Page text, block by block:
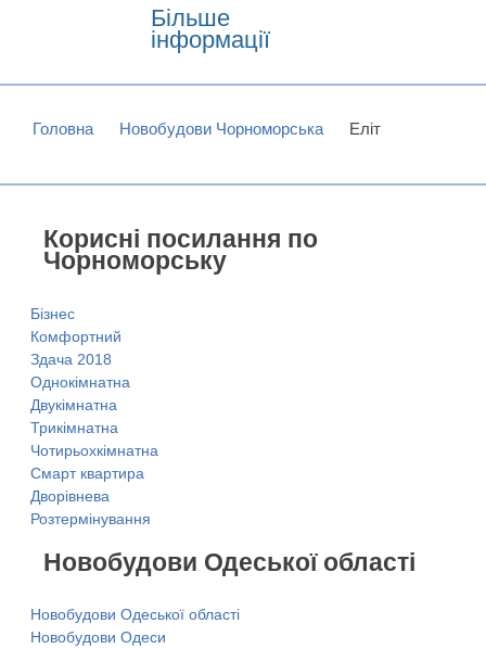
Більше
інформації
Головна Новобудови Чорноморська Еліт
Корисні посилання по
Чорноморську
Бізнес
Комфортний
Здача 2018
Однокімнатна
Двукімнатна
Трикімнатна
Чотирьохкімнатна
Смарт квартира
Дворівнева
Розтермінування
Новобудови Одеської області
Новобудови Одеської області
Новобудови Одеси